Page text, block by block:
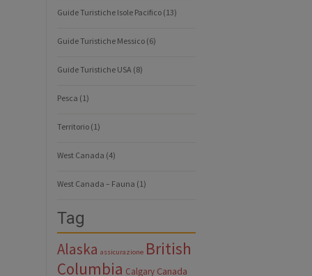
Guide Turistiche Isole Pacifico (13)
Guide Turistiche Messico (6)
Guide Turistiche USA (8)
Pesca (1)
Territorio (1)
West Canada (4)
West Canada – Fauna (1)
Tag
Alaska assicurazione British
Columbia Calgary Canada